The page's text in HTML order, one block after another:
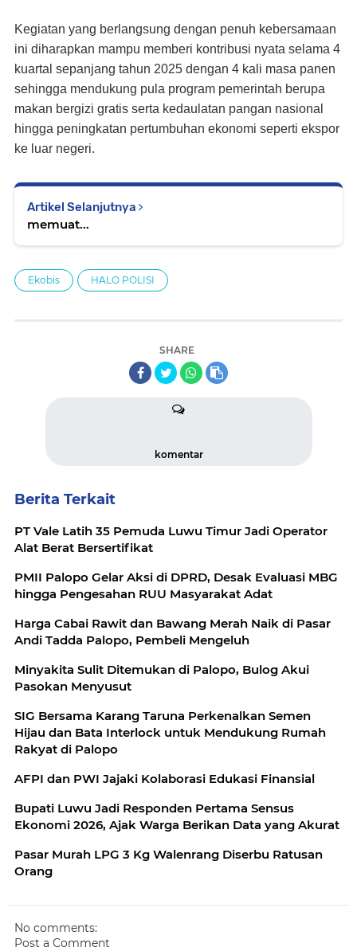
Kegiatan yang berlangsung dengan penuh kebersamaan
ini diharapkan mampu memberi kontribusi nyata selama 4
kuartal sepanjang tahun 2025 dengan 4 kali masa panen
sehingga mendukung pula program pemerintah berupa
makan bergizi gratis serta kedaulatan pangan nasional
hingga peningkatan pertumbuhan ekonomi seperti ekspor
ke luar negeri.
Artikel Selanjutnya
memuat...
Ekobis HALO POLISI
SHARE
komentar
Berita Terkait
PT Vale Latih 35 Pemuda Luwu Timur Jadi Operator
Alat Berat Bersertifikat
PMII Palopo Gelar Aksi di DPRD, Desak Evaluasi MBG
hingga Pengesahan RUU Masyarakat Adat
Harga Cabai Rawit dan Bawang Merah Naik di Pasar
Andi Tadda Palopo, Pembeli Mengeluh
Minyakita Sulit Ditemukan di Palopo, Bulog Akui
Pasokan Menyusut
SIG Bersama Karang Taruna Perkenalkan Semen
Hijau dan Bata Interlock untuk Mendukung Rumah
Rakyat di Palopo
AFPI dan PWI Jajaki Kolaborasi Edukasi Finansial
Bupati Luwu Jadi Responden Pertama Sensus
Ekonomi 2026, Ajak Warga Berikan Data yang Akurat
Pasar Murah LPG 3 Kg Walenrang Diserbu Ratusan
Orang
No comments:
Post a Comment